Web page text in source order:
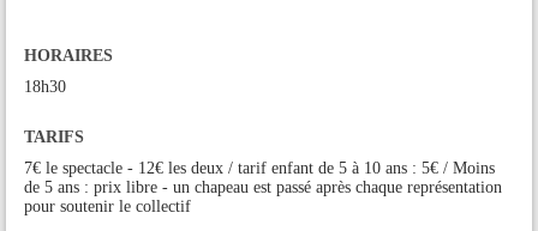
HORAIRES
18h30
TARIFS
7€ le spectacle - 12€ les deux / tarif enfant de 5 à 10 ans : 5€ / Moins
de 5 ans : prix libre - un chapeau est passé après chaque représentation
pour soutenir le collectif